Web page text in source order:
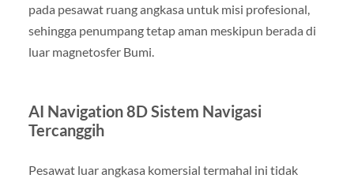
pada pesawat ruang angkasa untuk misi profesional,
sehingga penumpang tetap aman meskipun berada di
luar magnetosfer Bumi.
AI Navigation 8D Sistem Navigasi
Tercanggih
Pesawat luar angkasa komersial termahal ini tidak